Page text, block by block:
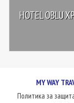
HOTEL OBLU
MY WAY
Политика за